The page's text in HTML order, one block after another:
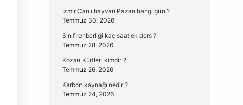
İzmir Canlı hayvan Pazarı hangi gün ?
Temmuz 30, 2026
Sınıf rehberliği kaç saat ek ders ?
Temmuz 28, 2026
Kozan Kürtleri kimdir ?
Temmuz 26, 2026
Karbon kaynağı nedir ?
Temmuz 24, 2026